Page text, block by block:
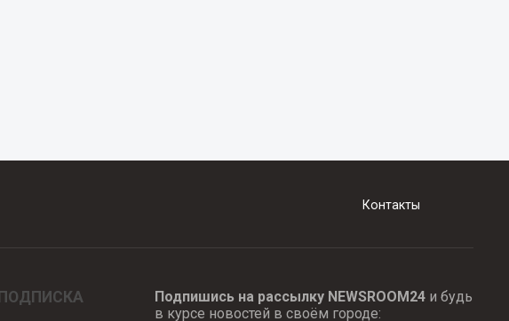
Контакты
ПОДПИСКА Подпишись на рассылку NEWSROOM24и будь
в курсе новостей в своём городе: